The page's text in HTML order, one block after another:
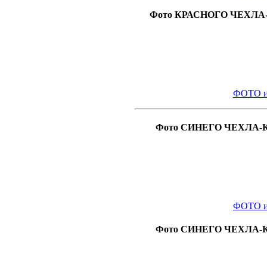
Фото КРАСНОГО ЧЕХЛА-
ФОТО
Фото СИНЕГО ЧЕХЛА-
ФОТО
Фото СИНЕГО ЧЕХЛА-